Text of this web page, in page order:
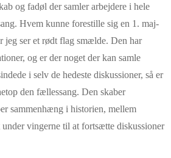
og fadøl der samler arbejdere i hele
Hvem kunne forestille sig en 1. maj-
jeg ser et rødt flag smælde. Den har
og er der noget der kan samle
i selv de hedeste diskussioner, så er
den fællessang. Den skaber
sammenhæng i historien, mellem
vingerne til at fortsætte diskussioner